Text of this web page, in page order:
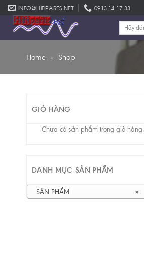
Skip
to
content
INFO@HIFIPARTS.NET 0913 14.17.33
Tìm
Home » Shop
GIỎ HÀNG
Chưa có sản phẩm trong giỏ hàng.
DANH MỤC SẢN PHẨM
×
SẢN PHẨM